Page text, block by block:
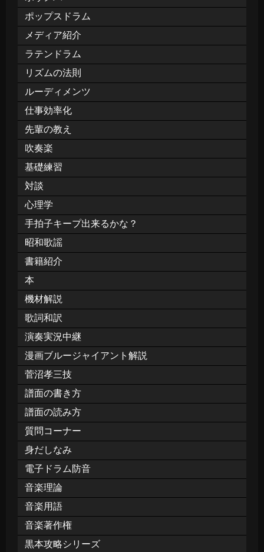
ポップスドラム
メディア紹介
ラテンドラム
リズムの法則
ルーディメンツ
仕事効率化
先輩の教え
吹奏楽
基礎練習
対談
心理学
手拍子キープ出来るかな？
昭和歌謡
書籍紹介
本
機材解説
歌詞和訳
演奏実況中継
漫画ブルージャイアント解説
菅沼孝三技
譜面の書き方
譜面の読み方
質問コーナー
身だしなみ
電子ドラム防音
音楽理論
音楽用語
音楽著作権
黒本攻略シリーズ